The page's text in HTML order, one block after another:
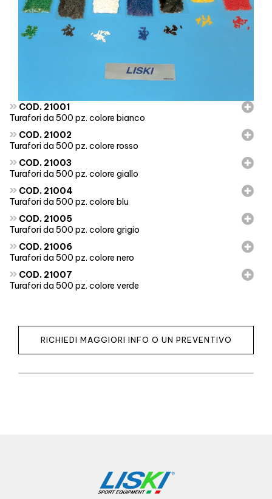
» COD. 21001
Turafori da 500 pz. colore bianco
» COD. 21002
Turafori da 500 pz. colore rosso
» COD. 21003
Turafori da 500 pz. colore giallo
» COD. 21004
Turafori da 500 pz. colore blu
» COD. 21005
Turafori da 500 pz. colore grigio
» COD. 21006
Turafori da 500 pz. colore nero
» COD. 21007
Turafori da 500 pz. colore verde
RICHIEDI MAGGIORI INFO O UN PREVENTIVO